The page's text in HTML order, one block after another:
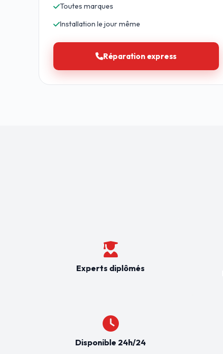
Toutes marques
Installation le jour même
Réparation express
Experts diplômés
Disponible 24h/24